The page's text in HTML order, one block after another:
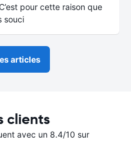
pour cette raison que
souci
articles
clients
avec un 8.4/10 sur